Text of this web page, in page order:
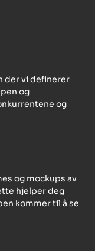
der vi definerer
og
og
og mockups av
hjelper deg
kommer til å se